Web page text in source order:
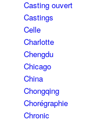
Casting ouvert
Castings
Celle
Charlotte
Chengdu
Chicago
China
Chongqing
Chorégraphie
Chronic